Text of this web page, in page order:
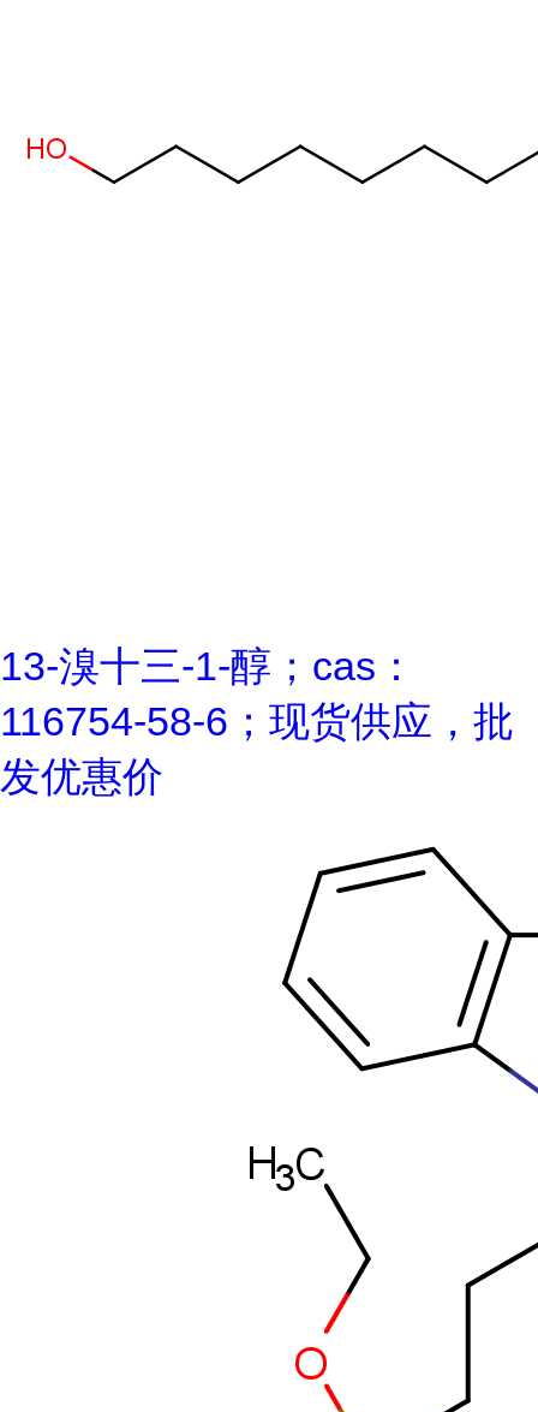
13-溴十三-1-醇；cas：
116754-58-6；现货供应，批
发优惠价